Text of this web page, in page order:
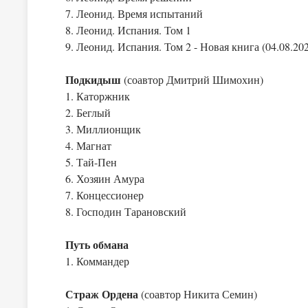
7. Леонид. Время испытаний
8. Леонид. Испания. Том 1
9. Леонид. Испания. Том 2 - Новая книга
Подкидыш (соавтор Дмитрий Шимохин)
1. Каторжник
2. Беглый
3. Миллионщик
4. Магнат
5. Тай-Пен
6. Хозяин Амура
7. Концессионер
8. Господин Тарановский
Путь обмана
1. Коммандер
Страж Ордена(соавтор Никита Семин)